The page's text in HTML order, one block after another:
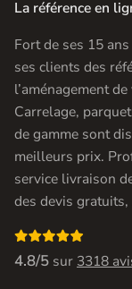
La référence en
Fort de ses 15
ses clients des
l’aménagement
Carrelage,
de gamme sont
meilleurs prix.
service livraison
des devis

4.8/5 sur 3318